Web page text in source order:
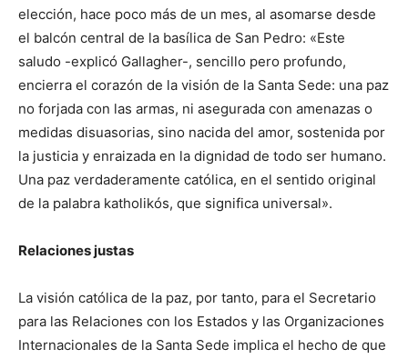
elección, hace poco más de un mes, al asomarse desde
el balcón central de la basílica de San Pedro: «Este
saludo -explicó Gallagher-, sencillo pero profundo,
encierra el corazón de la visión de la Santa Sede: una paz
no forjada con las armas, ni asegurada con amenazas o
medidas disuasorias, sino nacida del amor, sostenida por
la justicia y enraizada en la dignidad de todo ser humano.
Una paz verdaderamente católica, en el sentido original
de la palabra katholikós, que significa universal».
Relaciones justas
La visión católica de la paz, por tanto, para el Secretario
para las Relaciones con los Estados y las Organizaciones
Internacionales de la Santa Sede implica el hecho de que